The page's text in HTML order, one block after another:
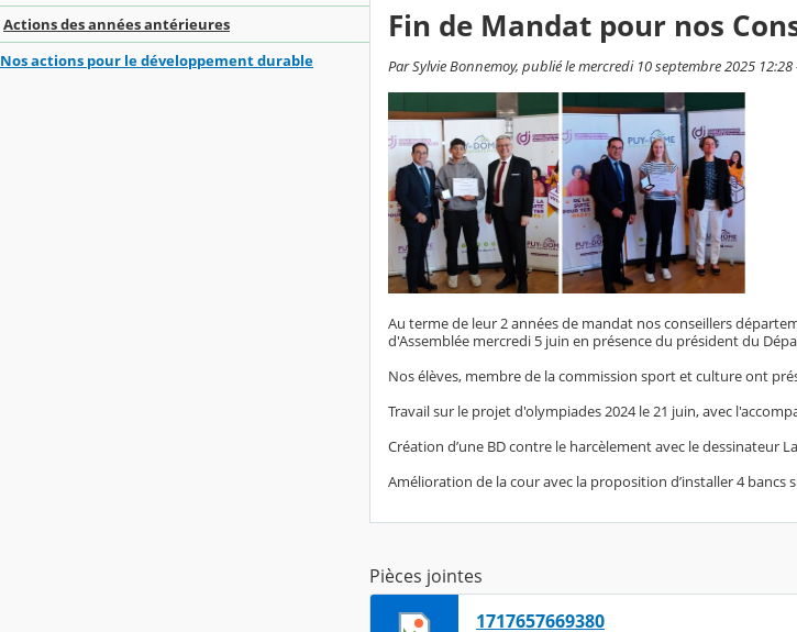
Actions des années antérieures
Nos actions pour le développement durable
Fin de Mandat pour nos
Par Sylvie Bonnemoy, publié le mercredi 10 septembre 2025
Au terme de leur 2 années de mandat nos conseillers
d'Assemblée mercredi 5 juin en présence du président du
Nos élèves, membre de la commission sport et culture ont
Travail sur le projet d'olympiades 2024 le 21 juin, avec
Création d’une BD contre le harcèlement avec le dessinateur
Amélioration de la cour avec la proposition d’installer 4 bancs
Pièces jointes
1717657669380